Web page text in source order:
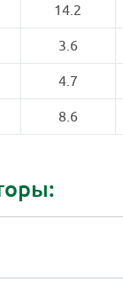
14.2
3.6
4.7
8.6